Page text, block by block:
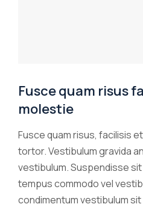
Fusce quam risus
molestie
Fusce quam risus, facilisis
tortor. Vestibulum gravida
vestibulum. Suspendisse
tempus commodo vel
condimentum vestibulum